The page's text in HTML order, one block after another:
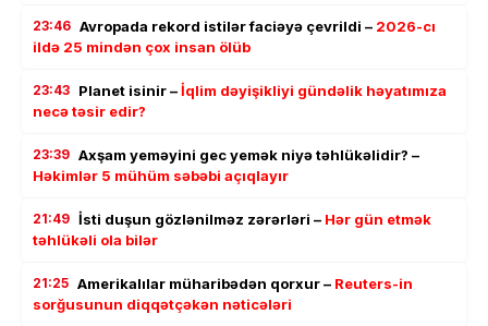
23:46 Avropada rekord istilər faciəyə çevrildi – 2026-cı
ildə 25 mindən çox insan ölüb
23:43 Planet isinir –İqlim dəyişikliyi gündəlik həyatımıza
necə təsir edir?
23:39 Axşam yeməyini gec yemək niyə təhlükəlidir? –
Həkimlər 5 mühüm səbəbi açıqlayır
21:49 İsti duşun gözlənilməz zərərləri – Hər gün etmək
təhlükəli ola bilər
21:25 Amerikalılar müharibədən qorxur – Reuters-in
sorğusunun diqqətçəkən nəticələri